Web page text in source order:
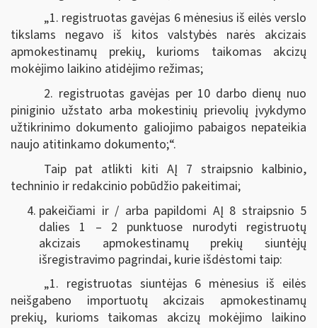
„1. registruotas gavėjas 6 mėnesius iš eilės verslo
tikslams negavo iš kitos valstybės narės akcizais
apmokestinamų prekių, kurioms taikomas akcizų
mokėjimo laikino atidėjimo režimas;
2. registruotas gavėjas per 10 darbo dienų nuo
piniginio užstato arba mokestinių prievolių įvykdymo
užtikrinimo dokumento galiojimo pabaigos nepateikia
naujo atitinkamo dokumento;“.
Taip pat atlikti kiti AĮ 7 straipsnio kalbinio,
techninio ir redakcinio pobūdžio pakeitimai;
pakeičiami ir / arba papildomi AĮ 8 straipsnio 5
dalies 1 – 2 punktuose nurodyti registruotų
akcizais apmokestinamų prekių siuntėjų
išregistravimo pagrindai, kurie išdėstomi taip:
„1. registruotas siuntėjas 6 mėnesius iš eilės
neišgabeno importuotų akcizais apmokestinamų
prekių, kurioms taikomas akcizų mokėjimo laikino